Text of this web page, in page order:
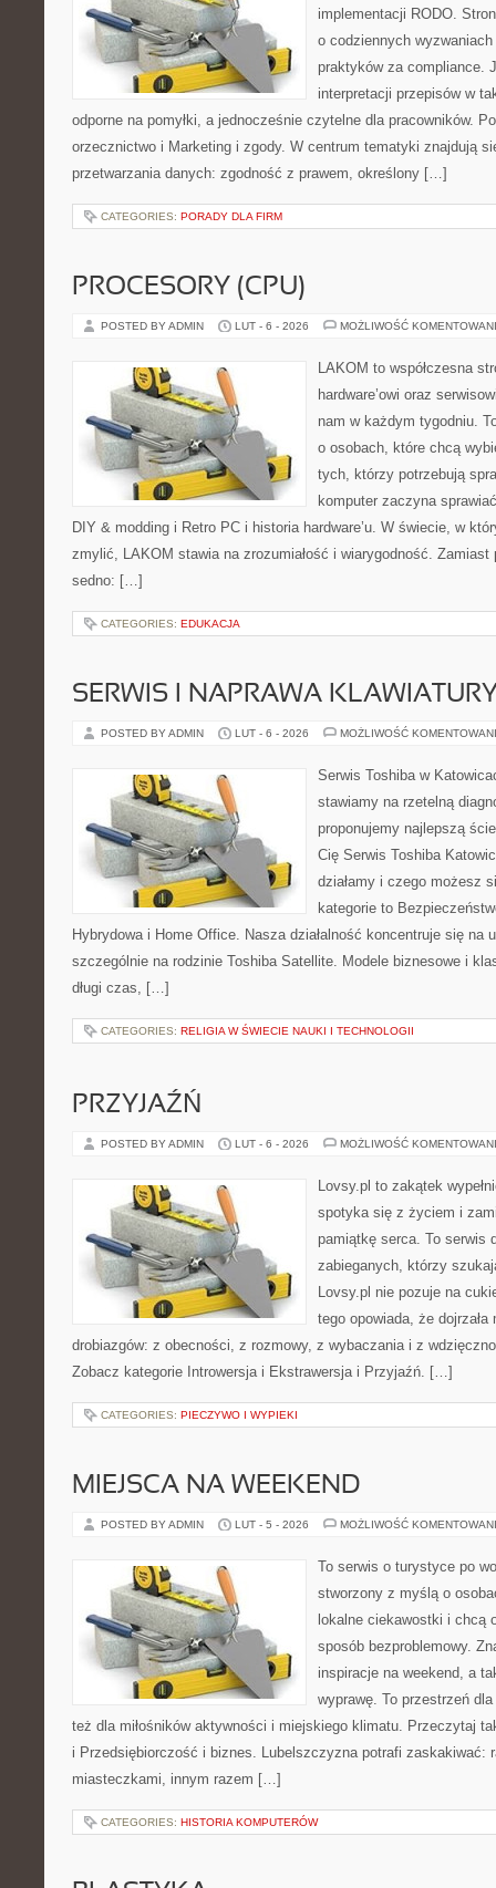
implementacji RODO.
o codziennych
praktyków za compliance.
interpretacji przepisów w
odporne na pomyłki, a jednocześnie czytelne dla pracowników.
orzecznictwo i Marketing i zgody. W centrum tematyki znajdują
przetwarzania danych: zgodność z prawem, określony […]
CATEGORIES: PORADY DLA FIRM
PROCESORY (CPU)
POSTED BY ADMIN LUT - 6 - 2026 MOŻLIWOŚĆ
LAKOM to współczesna
hardware’owi oraz
nam w każdym tygodniu.
o osobach, które chcą
tych, którzy potrzebują
komputer zaczyna
DIY & modding i Retro PC i historia hardware’u. W świecie, w
zmylić, LAKOM stawia na zrozumiałość i wiarygodność.
sedno: […]
CATEGORIES: EDUKACJA
SERWIS I NAPRAWA
POSTED BY ADMIN LUT - 6 - 2026 MOŻLIWOŚĆ
Serwis Toshiba w
stawiamy na rzetelną
proponujemy najlepszą
Cię Serwis Toshiba
działamy i czego możesz
kategorie to
Hybrydowa i Home Office. Nasza działalność koncentruje się na
szczególnie na rodzinie Toshiba Satellite. Modele biznesowe i
długi czas, […]
CATEGORIES: RELIGIA W ŚWIECIE NAUKI I TECHNOLOGII
PRZYJAŹŃ
POSTED BY ADMIN LUT - 6 - 2026 MOŻLIWOŚĆ
Lovsy.pl to zakątek
spotyka się z życiem i
pamiątkę serca. To serwis
zabieganych, którzy
Lovsy.pl nie pozuje na
tego opowiada, że dojrzała
drobiazgów: z obecności, z rozmowy, z wybaczania i z
Zobacz kategorie Introwersja i Ekstrawersja i Przyjaźń. […]
CATEGORIES: PIECZYWO I WYPIEKI
MIEJSCA NA WEEKEND
POSTED BY ADMIN LUT - 5 - 2026 MOŻLIWOŚĆ
To serwis o turystyce po
stworzony z myślą o
lokalne ciekawostki i chcą
sposób bezproblemowy.
inspiracje na weekend, a
wyprawę. To przestrzeń
też dla miłośników aktywności i miejskiego klimatu. Przeczytaj
i Przedsiębiorczość i biznes. Lubelszczyzna potrafi zaskakiwać:
miasteczkami, innym razem […]
CATEGORIES: HISTORIA KOMPUTERÓW